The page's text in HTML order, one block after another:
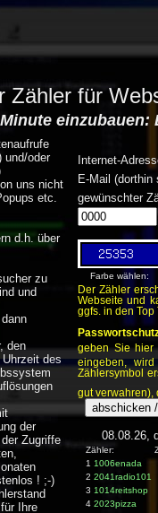
Zähler für
und/oder
uns nicht
etc.
d.h. über
zu
und
den
des
der
Zugriffe
! ;-)
Ihre
Internet-
E-Mail
gewünschter
Farbe wählen:
Der Zähler
Webseite und
ggfs. in den Top
geben Sie
eingeben,
Zählersymbol
gut verwahren),
08.08.26,
Zähler:
1 1006enada
2 2041radio101
3 1014reitshop
4 2023pizza